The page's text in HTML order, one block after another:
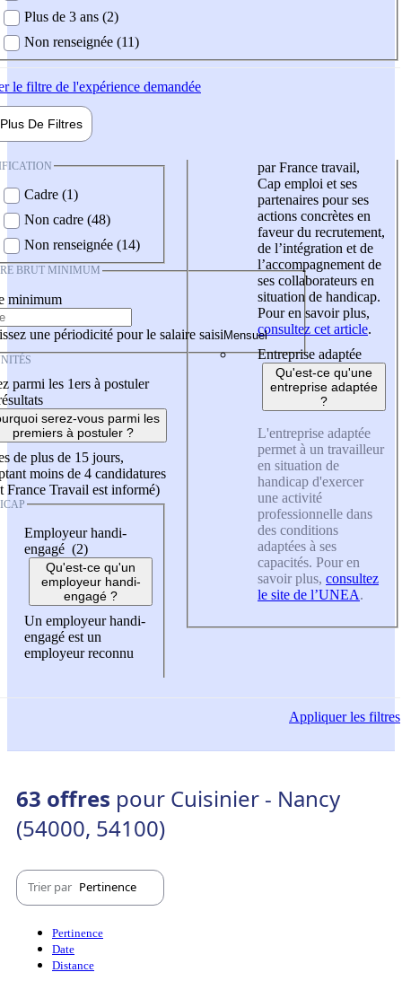
Plus de 3 ans (2)
Non renseignée (11)
le filtre de l'expérience demandée
Plus De Filtres
Cadre (1)
Non cadre (48)
Non renseignée (14)
BRUT MINIMUM
minimum
une périodicité pour le salaire saisi
parmi les 1ers à postuler
serez-vous parmi les
premiers à postuler ?
de plus de 15 jours,
moins de 4 candidatures
France Travail est informé)
Employeur handi-
engagé (2)
Qu'est-ce qu'un
employeur handi-
engagé ?
Un employeur handi-
engagé est un
employeur reconnu
par France travail,
Cap emploi et ses
partenaires pour ses
actions concrètes en
faveur du recrutement,
de l’intégration et de
l’accompagnement de
ses collaborateurs en
situation de handicap.
Pour en savoir plus,
consultez cet article.
Entreprise adaptée
Qu'est-ce qu'une
entreprise adaptée
?
L'entreprise adaptée
permet à un travailleur
en situation de
handicap d'exercer
une activité
professionnelle dans
des conditions
adaptées à ses
capacités. Pour en
savoir plus, consultez
le site de l’UNEA.
Appliquerles filtres
63 offres pour Cuisinier - Nancy
(54000, 54100)
Trier par Pertinence
Pertinence
Date
Distance